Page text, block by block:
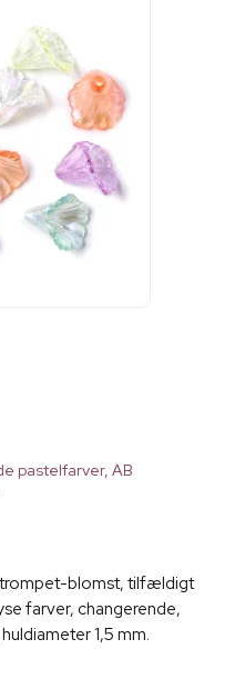
pastelfarver, AB
trompet-blomst, tilfældigt
farver, changerende,
1,5 mm.